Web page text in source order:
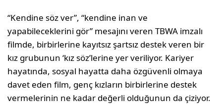
“Kendine söz ver”, “kendine inan ve
yapabileceklerini gör” mesajını veren TBWA imzalı
filmde, birbirlerine kayıtsız şartsız destek veren bir
kız grubunun ‘kız söz’lerine yer veriliyor. Kariyer
hayatında, sosyal hayatta daha özgüvenli olmaya
davet eden film, genç kızların birbirlerine destek
vermelerinin ne kadar değerli olduğunun da çiziyor.